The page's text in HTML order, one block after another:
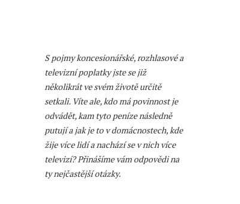
S pojmy koncesionářské, rozhlasové a
televizní poplatky jste se již
několikrát ve svém životě určitě
setkali. Víte ale, kdo má povinnost je
odvádět, kam tyto peníze následně
putují a jak je to v domácnostech, kde
žije více lidí a nachází se v nich více
televizí? Přinášíme vám odpovědi na
ty nejčastější otázky.